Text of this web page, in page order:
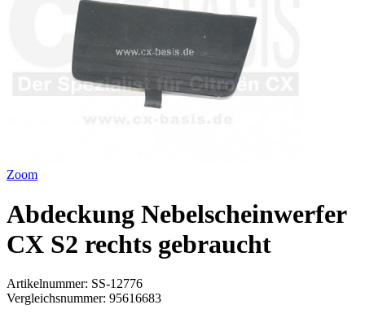
Zoom
Abdeckung Nebelscheinwerfer
CX S2 rechts gebraucht
Artikelnummer: SS-12776
Vergleichsnummer: 95616683